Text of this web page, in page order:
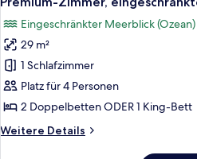
Fotos
für
Premium-
Zimmer,
eingeschränkter
Meerblick
Eingeschränkter Meerblick (Ozean)
29 m²
1 Schlafzimmer
Platz für 4 Personen
2 Doppelbetten ODER 1 King-Bett
Weitere Details
Weitere